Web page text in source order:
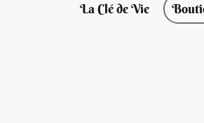
La Clé de Vie